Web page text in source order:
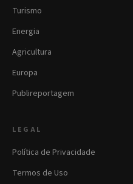
Turismo
Energia
Agricultura
Europa
Publireportagem
LEGAL
Política de Privacidade
Termos de Uso